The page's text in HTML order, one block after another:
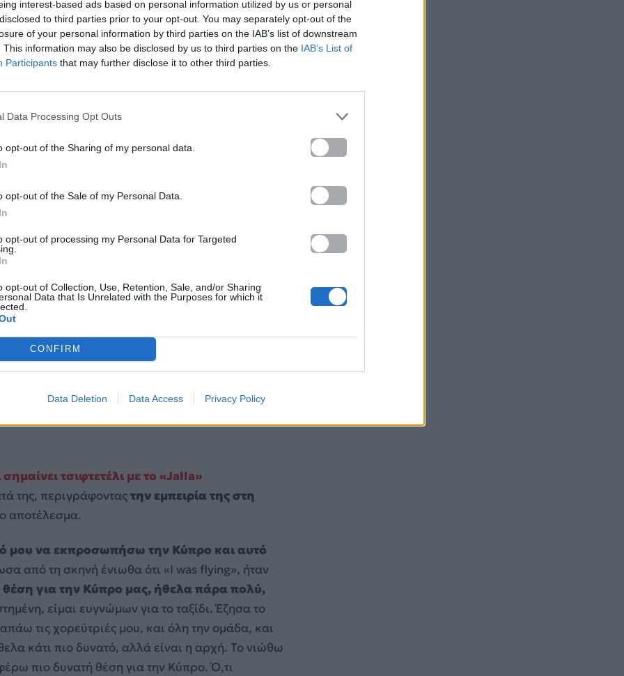
interest-based ads based on personal information utilized by us or personal
to third parties prior to your opt-out. You may separately opt-out of the
of your personal information by third parties on the IAB’s list of downstream
This information may also be disclosed by us to third parties on the IAB’s List of
Participants that may further disclose it to other third parties.
Data Processing Opt Outs
opt-out of the Sharing of my personal data.
opt-out of the Sale of my Personal Data.
opt-out of processing my Personal Data for Targeted
opt-out of Collection, Use, Retention, Sale, and/or Sharing
Data that Is Unrelated with the Purposes for which it
CONFIRM
Data Deletion Data Access Privacy Policy
antigoni/?hl=el
ένα μεγάλο προσωπικό όνειρο που έγινε
υψηλή θέση που θα ήθελε, η Antigoni Buxton
από την ομάδα της και το κοινό. Η στιγμή
πλευρά της εμπειρίας, με δάκρυα,
τσιφτετέλι με το «Jalla»
της, περιγράφονταςτην εμπειρία της στη
αποτέλεσμα.
μου να εκπροσωπήσω την Κύπρο και αυτό
από τη σκηνή ένιωθα ότι «I was flying», ήταν
για την Κύπρο μας, ήθελα πάρα πολύ,
είμαι ευγνώμων για το ταξίδι. Έζησα το
τις χορεύτριές μου, και όλη την ομάδα, και
κάτι πιο δυνατό, αλλά είναι η αρχή. Το νιώθω
πιο δυνατή θέση για την Κύπρο. Ό,τι